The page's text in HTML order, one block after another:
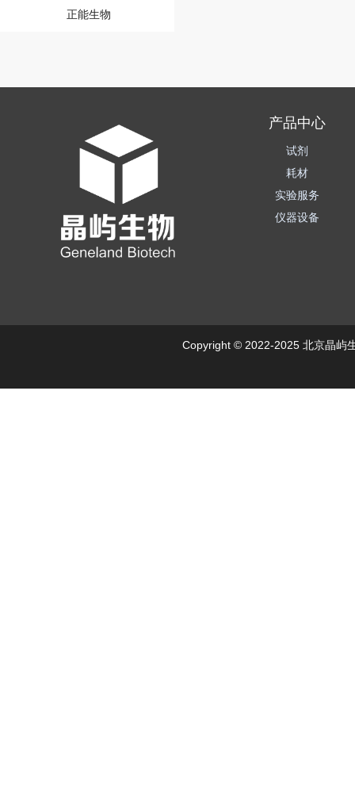
正能生物
产品中心
试剂
耗材
实验服务
仪器设备
Copyright © 2022-2025 北京晶屿